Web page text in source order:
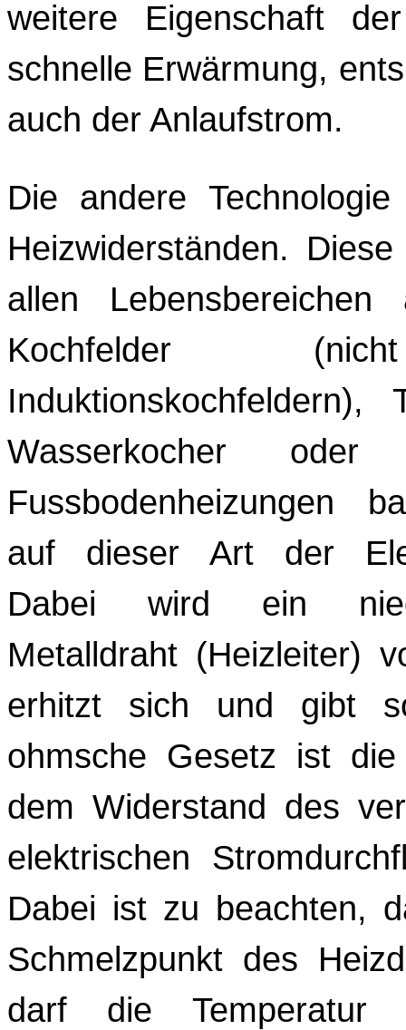
weitere Eigenschaft
schnelle Erwärmung,
auch der Anlaufstrom.
Die andere
Heizwiderständen.
allen Lebensbereichen
Kochfelder
Induktionskochfeldern),
Wasserkocher oder
Fussbodenheizungen
auf dieser Art der
Dabei wird ein
Metalldraht (Heizleiter)
erhitzt sich und gibt
ohmsche Gesetz ist
dem Widerstand des
elektrischen
Dabei ist zu beachten,
Schmelzpunkt des
darf die Temperatur